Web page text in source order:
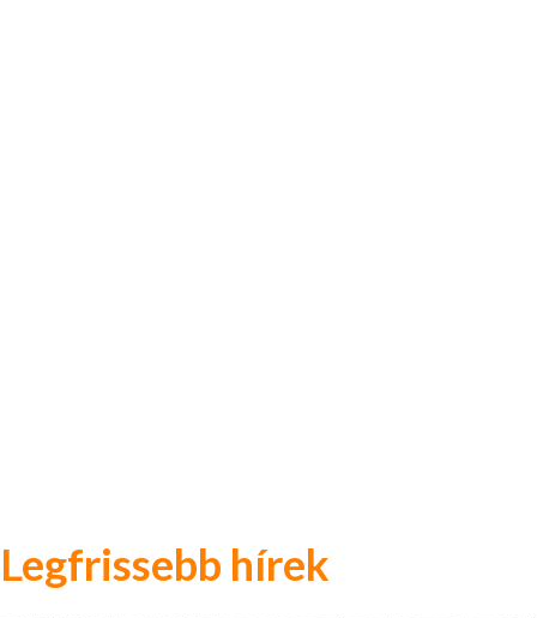
Legfrissebb hírek